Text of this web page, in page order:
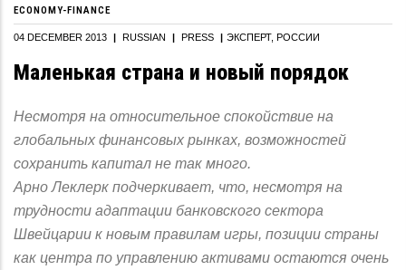
ECONOMY-FINANCE
04 DECEMBER 2013 RUSSIAN PRESS ЭКСПЕРТ, РОССИИ
Маленькая страна и новый порядок
Несмотря на относительное спокойствие на
глобальных финансовых рынках, возможностей
сохранить капитал не так много.
Арно Леклерк подчеркивает, что, несмотря на
трудности адаптации банковского сектора
Швейцарии к новым правилам игры, позиции страны
как центра по управлению активами остаются очень